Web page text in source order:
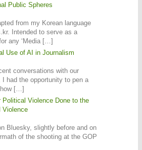
Public Spheres
from my Korean language
Intended to serve as a
any ‘Media […]
Use of AI in Journalism
conversations with our
I had the opportunity to pen a
how […]
Political Violence Done to the
Violence
Bluesky, slightly before and on
of the shooting at the GOP